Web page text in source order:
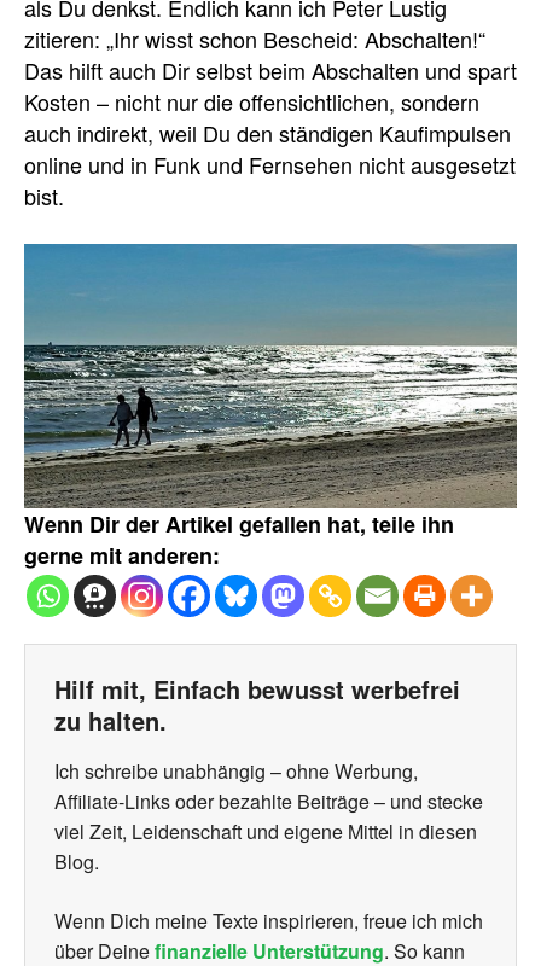
als Du denkst. Endlich kann ich Peter Lustig
zitieren: „Ihr wisst schon Bescheid: Abschalten!“
Das hilft auch Dir selbst beim Abschalten und spart
Kosten – nicht nur die offensichtlichen, sondern
auch indirekt, weil Du den ständigen Kaufimpulsen
online und in Funk und Fernsehen nicht ausgesetzt
bist.
Wenn Dir der Artikel gefallen hat, teile ihn
gerne mit anderen:
Hilf mit, Einfach bewusst werbefrei
zu halten.
Ich schreibe unabhängig – ohne Werbung,
Affiliate-Links oder bezahlte Beiträge – und stecke
viel Zeit, Leidenschaft und eigene Mittel in diesen
Blog.
Wenn Dich meine Texte inspirieren, freue ich mich
über Deinefinanzielle Unterstützung. So kann